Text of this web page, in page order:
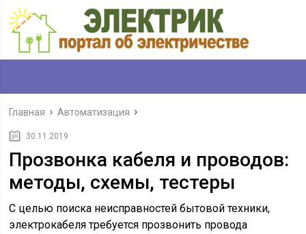
Главная Автоматизация
30.11.2019
Прозвонка кабеля и проводов:
методы, схемы, тестеры
С целью поиска неисправностей бытовой техники,
электрокабеля требуется прозвонить провода